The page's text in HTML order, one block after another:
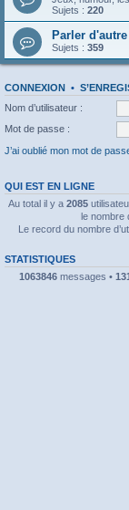
Sujets : 220
Parler
Sujets : 359
CONNEXION •
Nom d’utilisateur :
Mot de passe :
J’ai oublié mon mot de
QUI EST EN LIGNE
Au total il y a 2085
le nombre
Le record du nombre
STATISTIQUES
1063846messages •